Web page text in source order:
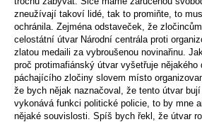
zneužívají takoví lidé, tak to promiňte, to
ochránila. Zejména odstaveček, že
celostátní útvar Národní centrála proti
zlatou medaili za vybroušenou novinařinu.
proč protimafiánský útvar vyšetřuje nějakého
páchajícího zločiny slovem místo
že bych nějak naznačoval, že tento útvar
vykonává funkci politické policie, to by mne
nějaké souvislosti. Spíš bych řekl, že útvar